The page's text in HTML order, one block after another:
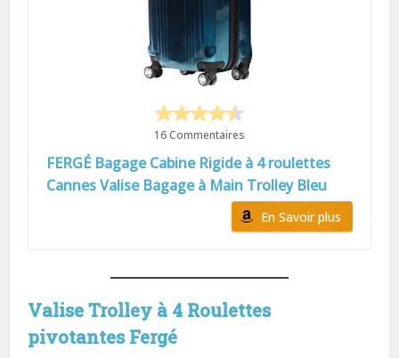
16 Commentaires
FERGÉ Bagage Cabine Rigide à 4 roulettes
Cannes Valise Bagage à Main Trolley Bleu
En Savoir plus
Valise Trolley à 4 Roulettes
pivotantes Fergé